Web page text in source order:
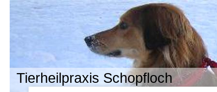
Tierheilpraxis Schopfloch